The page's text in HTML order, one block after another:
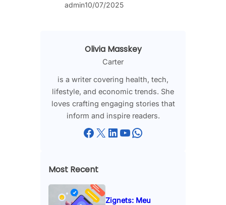
admin10/07/2025
Olivia Masskey
Carter
is a writer covering health, tech,
lifestyle, and economic trends. She
loves crafting engaging stories that
inform and inspire readers.
Facebook X LinkedIn YouTube WhatsApp
Most Recent
Zignets: Meu